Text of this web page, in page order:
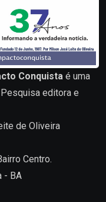
Conquista é uma
editora e
de Oliveira
Centro.
- BA